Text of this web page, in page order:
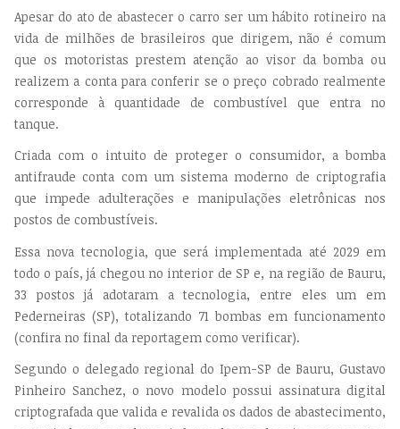
Apesar do ato de abastecer o carro ser um hábito rotineiro na
vida de milhões de brasileiros que dirigem, não é comum
que os motoristas prestem atenção ao visor da bomba ou
realizem a conta para conferir se o preço cobrado realmente
corresponde à quantidade de combustível que entra no
tanque.
Criada com o intuito de proteger o consumidor, a bomba
antifraude conta com um sistema moderno de criptografia
que impede adulterações e manipulações eletrônicas nos
postos de combustíveis.
Essa nova tecnologia, que será implementada até 2029 em
todo o país, já chegou no interior de SP e, na região de Bauru,
33 postos já adotaram a tecnologia, entre eles um em
Pederneiras (SP), totalizando 71 bombas em funcionamento
(confira no final da reportagem como verificar).
Segundo o delegado regional do Ipem-SP de Bauru, Gustavo
Pinheiro Sanchez, o novo modelo possui assinatura digital
criptografada que valida e revalida os dados de abastecimento,